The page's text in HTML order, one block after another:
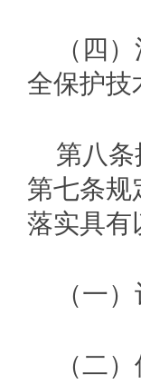
（四
全保护技
第八
第七条规
落实具有
（一
（二